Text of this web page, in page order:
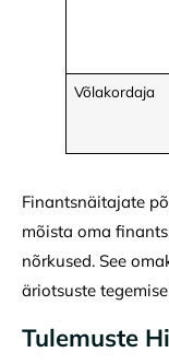
Võlakordaja
Finantsnäitajate
mõista oma
nõrkused. See
äriotsuste
Tulemuste